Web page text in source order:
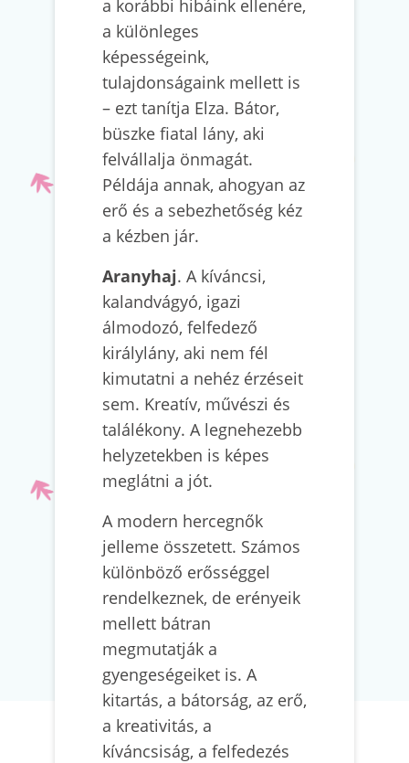
a korábbi hibáink ellenére,
a különleges
képességeink,
tulajdonságaink mellett is
– ezt tanítja Elza. Bátor,
büszke fiatal lány, aki
felvállalja önmagát.
Példája annak, ahogyan az
erő és a sebezhetőség kéz
a kézben jár.
Aranyhaj. A kíváncsi,
kalandvágyó, igazi
álmodozó, felfedező
királylány, aki nem fél
kimutatni a nehéz érzéseit
sem. Kreatív, művészi és
találékony. A legnehezebb
helyzetekben is képes
meglátni a jót.
A modern hercegnők
jelleme összetett. Számos
különböző erősséggel
rendelkeznek, de erényeik
mellett bátran
megmutatják a
gyengeségeiket is. A
kitartás, a bátorság, az erő,
a kreativitás, a
kíváncsiság, a felfedezés